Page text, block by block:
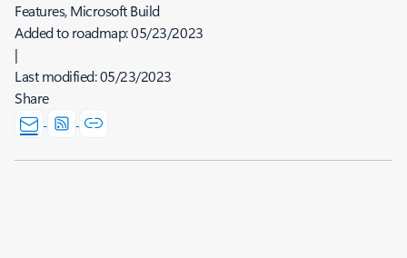
Features, Microsoft Build
Added to roadmap:05/23/2023
|
Last modified:05/23/2023
Share